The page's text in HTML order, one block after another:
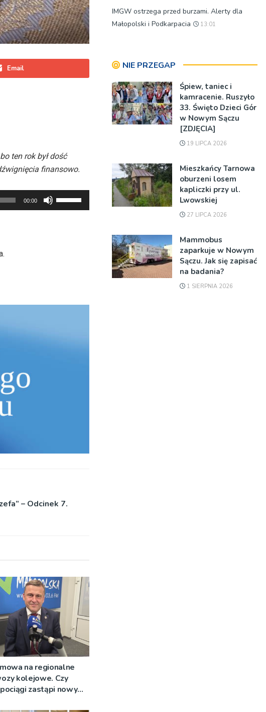
Email
ten rok był dość
finansowo.
00:00
strzałek
– Odcinek 7.
na regionalne
kolejowe. Czy
zastąpi nowy
IMGW ostrzega przed burzami. Alerty dla
Małopolski i Podkarpacia
13:01
NIE PRZEGAP
Śpiew, taniec i
kamracenie. Ruszyło
33. Święto Dzieci Gór
w Nowym Sączu
[ZDJĘCIA]
19 LIPCA 2026
Mieszkańcy Tarnowa
oburzeni losem
kapliczki przy ul.
Lwowskiej
27 LIPCA 2026
Mammobus
zaparkuje w Nowym
Sączu. Jak się zapisać
na badania?
1 SIERPNIA 2026